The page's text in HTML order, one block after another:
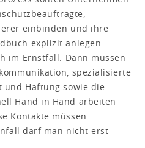
einbinden und ihre
explizit anlegen.
im Ernstfall. Dann müssen
spezialisierte
und Haftung sowie die
Hand in Hand arbeiten
Kontakte müssen
darf man nicht erst